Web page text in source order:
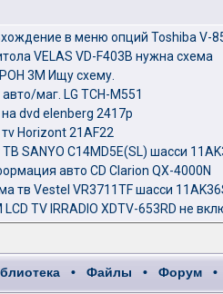
в меню опций Toshiba V-
VELAS VD-F403B нужна схема
3М Ищу схему.
маг. LG TCH-M551
dvd elenberg 2417p
Horizont 21AF22
SANYO C14MD5E(SL) шасси
авто CD Clarion QX-4000N
тв Vestel VR3711TF шасси
TV IRRADIO XDTV-653RD не
• Файлы • Форум •